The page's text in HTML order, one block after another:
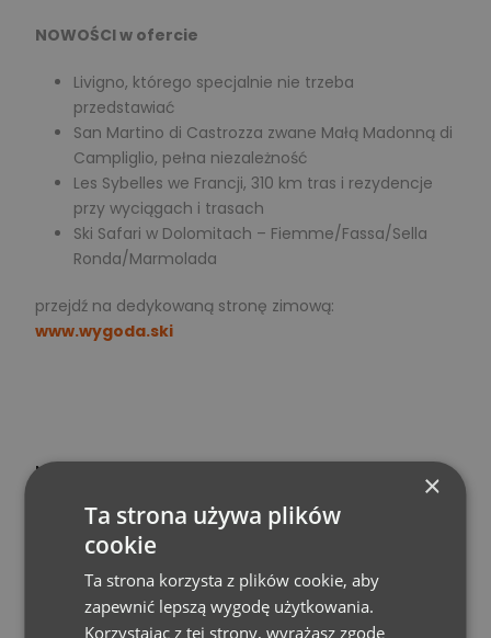
NOWOŚCI w ofercie
Livigno, którego specjalnie nie trzeba
przedstawiać
San Martino di Castrozza zwane Małą Madonną di
Campliglio, pełna niezależność
Les Sybelles we Francji, 310 km tras i rezydencje
przy wyciągach i trasach
Ski Safari w Dolomitach – Fiemme/Fassa/Sella
Ronda/Marmolada
przejdź na dedykowaną stronę zimową:
www.wygoda.ski
NARTY
Zapoznajcie się z najbardziej kompleksową ofertą
wyjazdów narciarskich na polskim rynku!
WYGODA FAMILY
×
Ta strona używa plików
cookie
Ta strona korzysta z plików cookie, aby
zapewnić lepszą wygodę użytkowania.
Korzystając z tej strony, wyrażasz zgodę